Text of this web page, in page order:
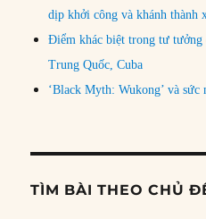
dịp khởi công và khánh thành
Điểm khác biệt trong tư tưởng
Trung Quốc, Cuba
‘Black Myth: Wukong’ và
TÌM BÀI THEO CHỦ